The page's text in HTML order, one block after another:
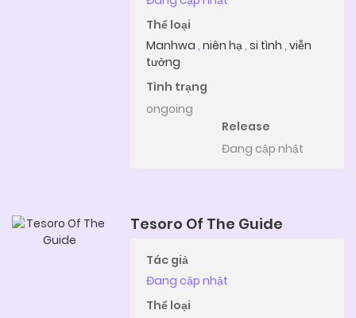
Thể loại
Manhwa ,niên hạ,si tình ,viễn
tưởng
Tình trạng
ongoing
Release
Đang cập nhật
Tesoro Of The Guide
Tác giả
Đang cập nhật
Thể loại